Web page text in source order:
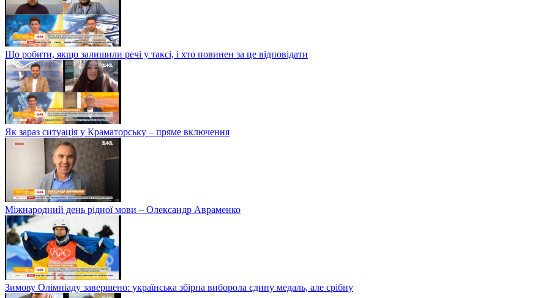
Що робити, якщо залишили речі у таксі, і хто повинен за це відповідати
Як зараз ситуація у Краматорську – пряме включення
Міжнародний день рідної мови – Олександр Авраменко
Зимову Олімпіаду завершено: українська збірна виборола єдину медаль, але срібну